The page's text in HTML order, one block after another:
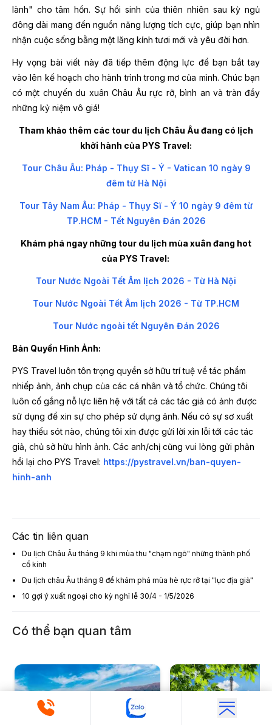
lành" cho tâm hồn. Sự hồi sinh của thiên nhiên sau kỳ ngủ
đông dài mang đến nguồn năng lượng tích cực, giúp bạn nhìn
nhận cuộc sống bằng một lăng kính tươi mới và yêu đời hơn.
Hy vọng bài viết này đã tiếp thêm động lực để bạn bắt tay
vào lên kế hoạch cho hành trình trong mơ của mình. Chúc bạn
có một chuyến du xuân Châu Âu rực rỡ, bình an và tràn đầy
những kỷ niệm vô giá!
Tham khảo thêm các tour du lịch Châu Âu đang có lịch
khởi hành của PYS Travel:
Tour Châu Âu: Pháp - Thụy Sĩ - Ý - Vatican 10 ngày 9
đêm từ Hà Nội
Tour Tây Nam Âu: Pháp - Thụy Sĩ - Ý 10 ngày 9 đêm từ
TP.HCM - Tết Nguyên Đán 2026
Khám phá ngay những tour du lịch mùa xuân đang hot
của PYS Travel:
Tour Nước Ngoài Tết Âm lịch 2026 - Từ Hà Nội
Tour Nước Ngoài Tết Âm lịch 2026 - Từ TP.HCM
Tour Nước ngoài tết Nguyên Đán 2026
Bản Quyền Hình Ảnh:
PYS Travel luôn tôn trọng quyền sở hữu trí tuệ về tác phẩm
nhiếp ảnh, ảnh chụp của các cá nhân và tổ chức. Chúng tôi
luôn cố gắng nỗ lực liên hệ với tất cả các tác giả có ảnh được
sử dụng để xin sự cho phép sử dụng ảnh. Nếu có sự sơ xuất
hay thiếu sót nào, chúng tôi xin được gửi lời xin lỗi tới các tác
giả, chủ sở hữu hình ảnh. Các anh/chị cũng vui lòng gửi phản
hồi lại cho PYS Travel: https://pystravel.vn/ban-quyen-
hinh-anh
Các tin liên quan
Du lịch Châu Âu tháng 9 khi mùa thu "chạm ngõ" những thành phố
cổ kính
Du lịch châu Âu tháng 8 để khám phá mùa hè rực rỡ tại "lục địa già"
10 gợi ý xuất ngoại cho kỳ nghỉ lễ 30/4 - 1/5/2026
Có thể bạn quan tâm